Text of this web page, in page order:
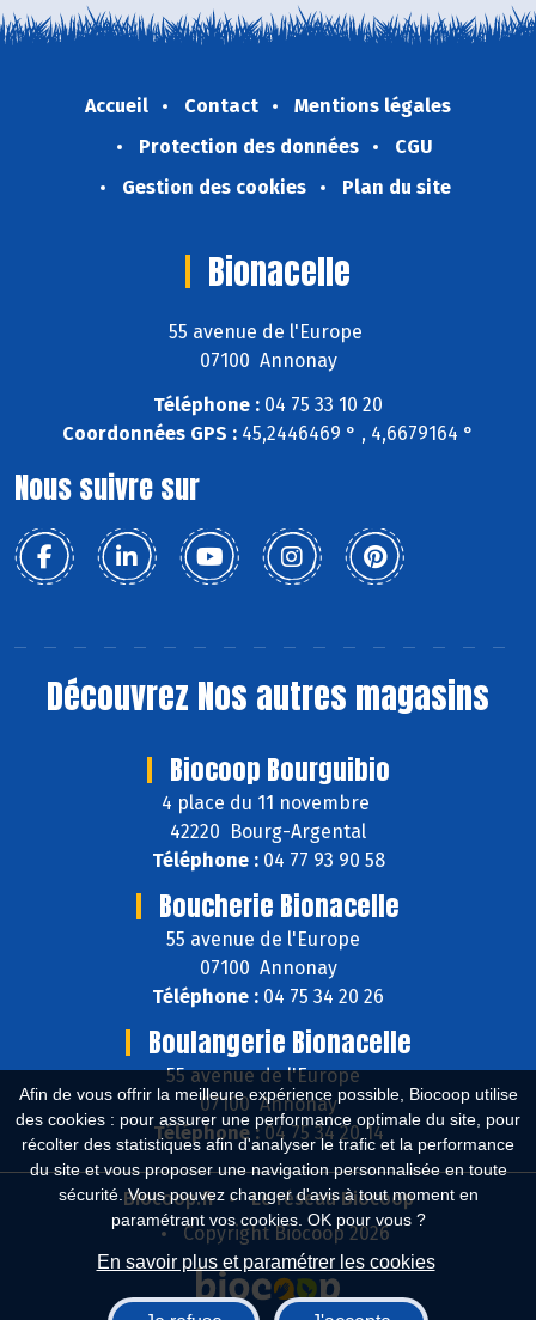
Afin de vous offrir la meilleure expérience possible, Biocoop utilise
des cookies : pour assurer une performance optimale du site, pour
récolter des statistiques afin d'analyser le trafic et la performance
du site et vous proposer une navigation personnalisée en toute
sécurité. Vous pouvez changer d'avis à tout moment en
paramétrant vos cookies. OK pour vous ?
En savoir plus et paramétrer les cookies
Accueil Contact
Mentions légales
Protection des données
CGU
Gestion des cookies
Plan du site
Bionacelle
55 avenue de l'Europe
07100 Annonay
Téléphone : 04 75 33 10 20
Coordonnées GPS : 45,2446469 ° , 4,6679164 °
Nous suivre sur
Découvrez Nos autres magasins
Biocoop Bourguibio
4 place du 11 novembre
42220 Bourg-Argental
Téléphone :04 77 93 90 58
Boucherie Bionacelle
55 avenue de l'Europe
07100 Annonay
Téléphone : 04 75 34 20 26
Boulangerie Bionacelle
55 avenue de l'Europe
07100 Annonay
Téléphone :04 75 34 20 14
Biocoop.fr
Le réseau Biocoop
Copyright Biocoop 2026